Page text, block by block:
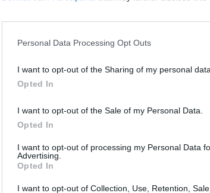
Personal Data Processing Opt Outs
I want to opt-out of the Sharing of my personal data.
Opted In
I want to opt-out of the Sale of my Personal Data.
Opted In
I want to opt-out of processing my Personal Data
Advertising.
Opted In
I want to opt-out of Collection, Use, Retention,
★★★★★
★★★★★
4,39 € 21, 95 €
Ver producto
★★★★★
★★★★★